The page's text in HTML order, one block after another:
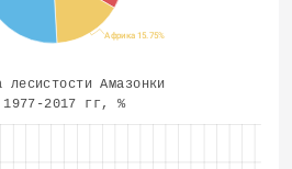
Африка 15.75%
лесистости Амазонки
1977-2017 гг, %